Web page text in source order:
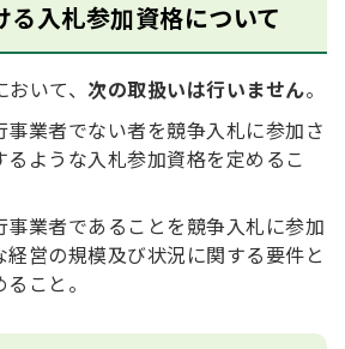
る入札参加資格について
いて、 次の取扱いは行いません。
事業者でない者を競争入札に参加さ
ような入札参加資格を定めるこ
事業者であることを競争入札に参加
経営の規模及び状況に関する要件と
こと。